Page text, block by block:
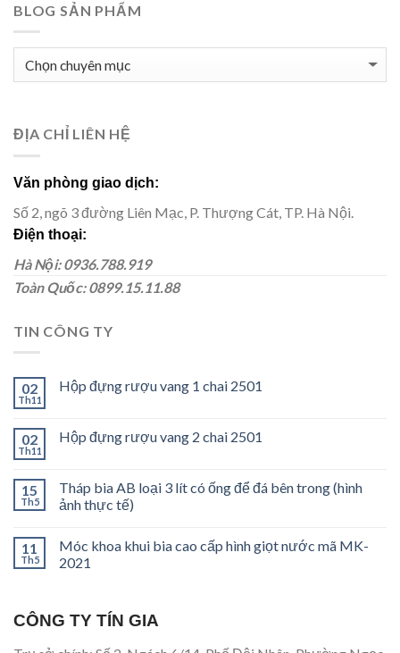
BLOG SẢN PHẨM
BLOG
SẢN
ĐỊA CHỈ LIÊN HỆ
Văn phòng giao dịch:
Số 2, ngõ 3 đường Liên Mạc, P. Thượng Cát, TP. Hà Nội.
Điện thoại:
Hà Nội: 0936.788.919
Toàn Quốc: 0899.15.11.88
TIN CÔNG TY
02
Th11
Hộp đựng rượu vang 1 chai 2501
02
Th11
Hộp đựng rượu vang 2 chai 2501
15
Th5
Tháp bia AB loại 3 lít có ống để đá bên trong (hình
ảnh thực tế)
11
Th5
Móc khoa khui bia cao cấp hình giọt nước mã MK-
2021
CÔNG TY TÍN GIA